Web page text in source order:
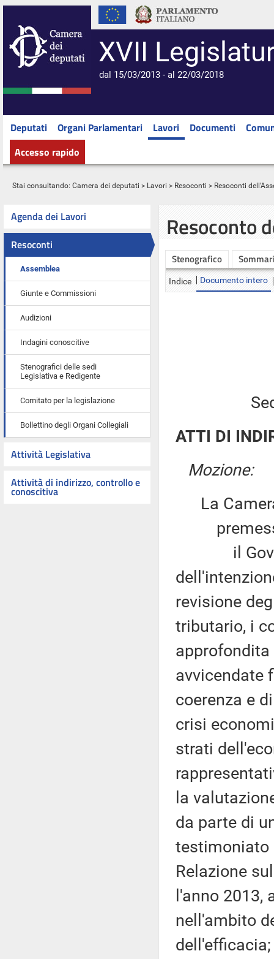
XVII
dal 15/03/2013 - al 22/03/2018
Deputati Organi Parlamentari Lavori Documenti
Accesso rapido
Stai consultando: Camera dei deputati > Lavori > Resoconti > Resoconti
Agenda dei Lavori
Resoconti
Assemblea
Giunte e Commissioni
Audizioni
Indagini conoscitive
Stenografici delle sedi
Legislativa e Redigente
Comitato per la legislazione
Bollettino degli Organi Collegiali
Attività Legislativa
Attività di indirizzo, controllo e
conoscitiva
Resoconto
Stenografico
Indice Documento intero
ATTI DI
Mozione:
La
il
revisione
tributario, i
avvicendate
coerenza e
crisi
strati
la
da parte di
testimoniato
Relazione
l'anno
nell'ambito
dell'efficacia;